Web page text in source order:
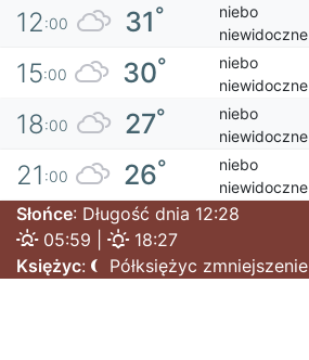
12:00 31°
niebo
niewidoczne
15:00 30°
niebo
niewidoczne
18:00 27°
niebo
niewidoczne
21 :00 26°
niebo
niewidoczne
Słońce: Długość dnia 12:28
05:59 |
18:27
Księżyc: Półksiężyc zmniejszenie